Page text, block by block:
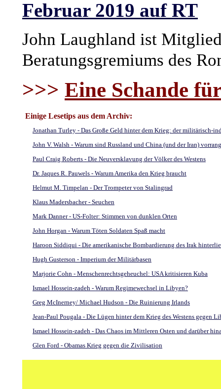
Februar 2019 auf RT
John Laughland ist
Beratungsgremiums des
>>> Eine Schande
Einige Lesetips aus dem Archiv:
Jonathan Turley - Das Große Geld hinter dem Krieg: der militärisch-
John V. Walsh - Warum sind Russland und China (und der Iran)
Paul Craig Roberts - Die Neuversklavung der Völker des Westens
Dr. Jaques R. Pauwels - Warum Amerika den Krieg braucht
Helmut M. Timpelan - Der Trompeter von Stalingrad
Klaus Madersbacher - Seuchen
Mark Danner - US-Folter: Stimmen von dunklen Orten
John Horgan - Warum Töten Soldaten Spaß macht
Haroon Siddiqui - Die amerikanische Bombardierung des Irak
Hugh Gusterson - Imperium der Militärbasen
Marjorie Cohn - Menschenrechtsgeheuchel: USA kritisieren Kuba
Ismael Hossein-zadeh - Warum Regimewechsel in Libyen?
Greg McInerney/ Michael Hudson - Die Ruinierung Irlands
Jean-Paul Pougala - Die Lügen hinter dem Krieg des Westens gegen
Ismael Hossein-zadeh - Das Chaos im Mittleren Osten und darüber
Glen Ford - Obamas Krieg gegen die Zivilisation